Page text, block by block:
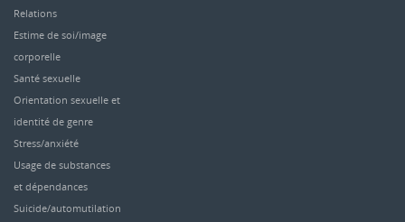
Relations
Estime de soi/image
corporelle
Santé sexuelle
Orientation sexuelle et
identité de genre
Stress/anxiété
Usage de substances
et dépendances
Suicide/automutilation